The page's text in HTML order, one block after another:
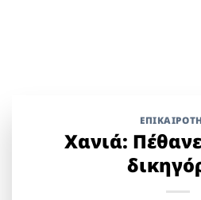
Χανιά: